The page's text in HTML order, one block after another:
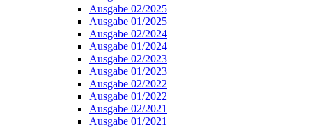
Ausgabe 02/2025
Ausgabe 01/2025
Ausgabe 02/2024
Ausgabe 01/2024
Ausgabe 02/2023
Ausgabe 01/2023
Ausgabe 02/2022
Ausgabe 01/2022
Ausgabe 02/2021
Ausgabe 01/2021